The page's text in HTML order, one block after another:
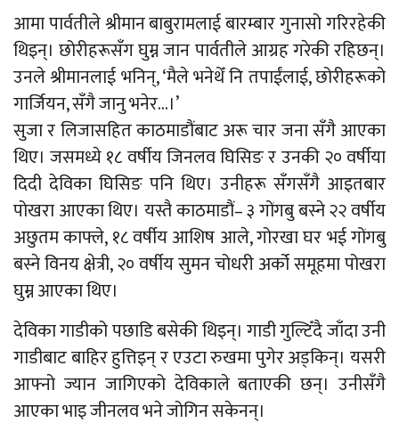
आमा पार्वतीले श्रीमान बाबुरामलाई बारम्बार गुनासो गरिरहेकी
थिइन्। छोरीहरूसँग घुम्न जान पार्वतीले आग्रह गरेकी रहिछन्।
उनले श्रीमानलाई भनिन्, ‘मैले भनेथेँ नि तपाईंलाई, छोरीहरूको
गार्जियन, सँगै जानु भनेर…।’
सुजा र लिजासहित काठमाडौंबाट अरू चार जना सँगै आएका
थिए। जसमध्ये १८ वर्षीय जिनलव घिसिङ र उनकी २० वर्षीया
दिदी देविका घिसिङ पनि थिए। उनीहरू सँगसँगै आइतबार
पोखरा आएका थिए। यस्तै काठमाडौं– ३ गोंगबु बस्ने २२ वर्षीय
अछुतम काफ्ले, १८ वर्षीय आशिष आले, गोरखा घर भई गोंगबु
बस्ने विनय क्षेत्री, २० वर्षीय सुमन चोधरी अर्को समूहमा पोखरा
घुम्न आएका थिए।
देविका गाडीको पछाडि बसेकी थिइन्। गाडी गुल्टिँदै जाँदा उनी
गाडीबाट बाहिर हुत्तिइन् र एउटा रुखमा पुगेर अड्किन्। यसरी
आफ्नो ज्यान जागिएको देविकाले बताएकी छन्। उनीसँगै
आएका भाइ जीनलव भने जोगिन सकेनन्।